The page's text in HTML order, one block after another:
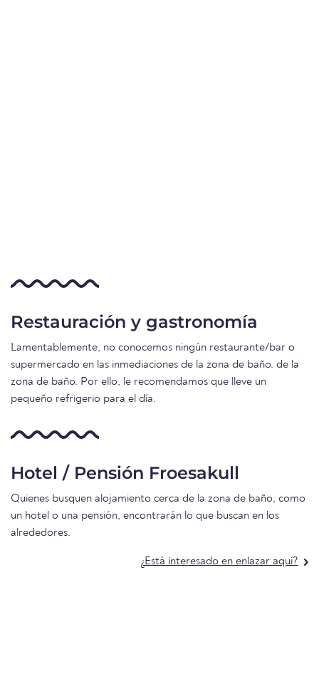
Restauración y gastronomía
Lamentablemente, no conocemos ningún restaurante/bar o
supermercado en las inmediaciones de la zona de baño. de la
zona de baño. Por ello, le recomendamos que lleve un
pequeño refrigerio para el día.
Hotel / Pensión Froesakull
Quienes busquen alojamiento cerca de la zona de baño, como
un hotel o una pensión, encontrarán lo que buscan en los
alrededores.
¿Está interesado en enlazar aquí?